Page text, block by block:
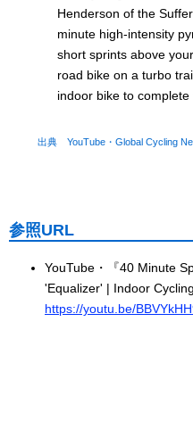
Henderson of the
minute high-intensity
short sprints above
road bike on a turbo
indoor bike to
出典 YouTube・Global Cycling
参照URL
YouTube・『40 Minute
'Equalizer' | Indoor Cycling
https://youtu.be/